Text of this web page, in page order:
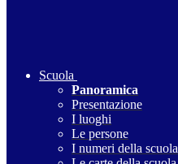
Scuola
Panoramica
Presentazione
I luoghi
Le persone
I numeri della scuola